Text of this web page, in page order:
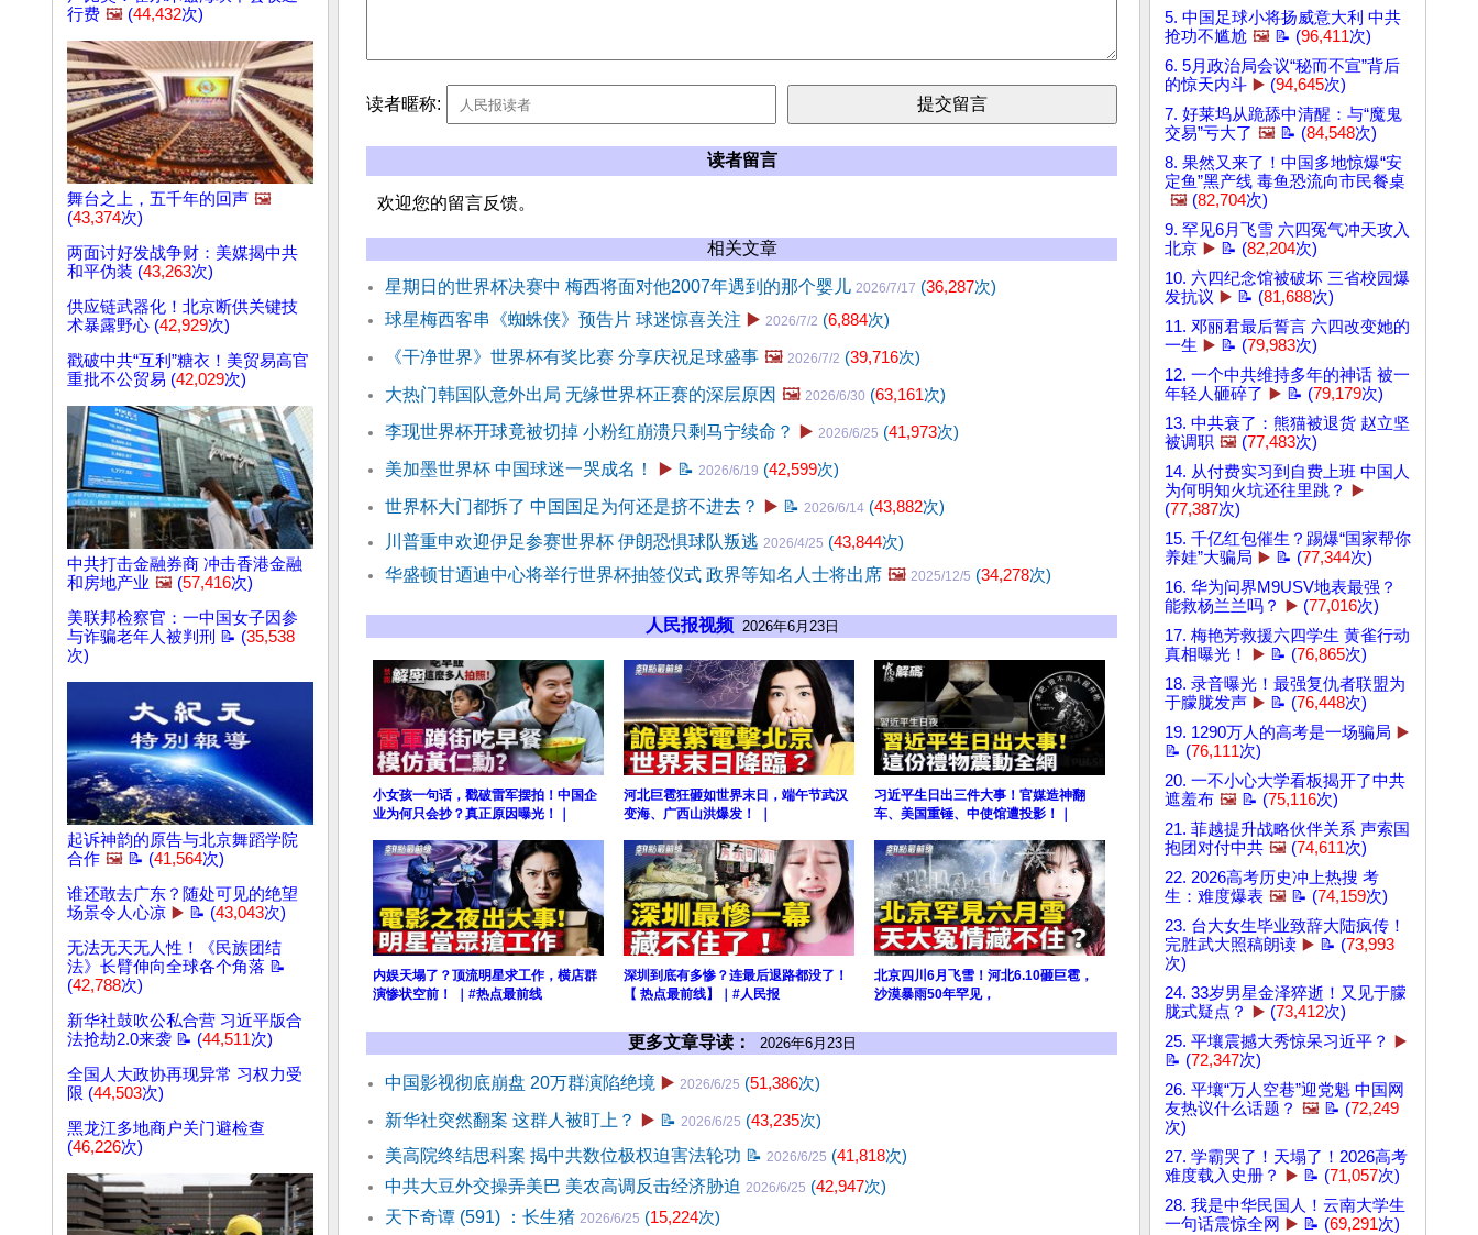
行费 🖼️ (44,432次)
舞台之上，五千年的回声 🖼️
(43,374次)
两面讨好发战争财：美媒揭中共
和平伪装 (43,263次)
供应链武器化！北京断供关键技
术暴露野心 (42,929次)
戳破中共“互利”糖衣！美贸易高官
重批不公贸易 (42,029次)
中共打击金融券商 冲击香港金融
和房地产业 🖼️ (57,416次)
美联邦检察官：一中国女子因参
与诈骗老年人被判刑 📝 (35,538
次)
起诉神韵的原告与北京舞蹈学院
合作 🖼️ 📝 (41,564次)
谁还敢去广东？随处可见的绝望
场景令人心凉 ▶️ 📝 (43,043次)
无法无天无人性！《民族团结
法》长臂伸向全球各个角落 📝
(42,788次)
新华社鼓吹公私合营 习近平版合
法抢劫2.0来袭 📝 (44,511次)
全国人大政协再现异常 习权力受
限 (44,503次)
黑龙江多地商户关门避检查
(46,226次)
读者暱称:
读者留言
欢迎您的留言反馈。
相关文章
星期日的世界杯决赛中 梅西将面对他2007年遇到的那个婴儿 2026/7/17 (36,287次)
球星梅西客串《蜘蛛侠》预告片 球迷惊喜关注 ▶️ 2026/7/2 (6,884次)
《干净世界》世界杯有奖比赛 分享庆祝足球盛事 🖼️ 2026/7/2 (39,716次)
大热门韩国队意外出局 无缘世界杯正赛的深层原因 🖼️ 2026/6/30 (63,161次)
李现世界杯开球竟被切掉 小粉红崩溃只剩马宁续命？ ▶️ 2026/6/25 (41,973次)
美加墨世界杯 中国球迷一哭成名！
▶️ 📝 2026/6/19 (42,599次)
世界杯大门都拆了 中国国足为何还是挤不进去？ ▶️ 📝 2026/6/14 (43,882次)
川普重申欢迎伊足参赛世界杯 伊朗恐惧球队叛逃 2026/4/25 (43,844次)
华盛顿甘迺迪中心将举行世界杯抽签仪式 政界等知名人士将出席 🖼️ 2025/12/5 (34,278次)
人民报视频 2026年6月23日
小女孩一句话，戳破雷军摆拍！中国企
业为何只会抄？真正原因曝光！｜
河北巨雹狂砸如世界末日，端午节武汉
变海、广西山洪爆发！ ｜
习近平生日出三件大事！官媒造神翻
车、美国重锤、中使馆遭投影！｜
内娱天塌了？顶流明星求工作，横店群
演惨状空前！ ｜#热点最前线
深圳到底有多惨？连最后退路都没了！
【 热点最前线】｜#人民报
北京四川6月飞雪！河北6.10砸巨雹，
沙漠暴雨50年罕见，
更多文章导读： 2026年6月23日
中国影视彻底崩盘 20万群演陷绝境 ▶️ 2026/6/25 (51,386次)
新华社突然翻案 这群人被盯上？ ▶️ 📝 2026/6/25 (43,235次)
美高院终结思科案 揭中共数位极权迫害法轮功 📝 2026/6/25 (41,818次)
中共大豆外交操弄美巴 美农高调反击经济胁迫 2026/6/25 (42,947次)
天下奇谭 (591) ：长生猪 2026/6/25 (15,224次)
5. 中国足球小将扬威意大利 中共
抢功不尴尬 🖼️ 📝 (96,411次)
6. 5月政治局会议“秘而不宣”背后
的惊天内斗 ▶️ (94,645次)
7. 好莱坞从跪舔中清醒：与“魔鬼
交易”亏大了 🖼️ 📝 (84,548次)
8. 果然又来了！中国多地惊爆“安
定鱼”黑产线 毒鱼恐流向市民餐桌
🖼️ (82,704次)
9. 罕见6月飞雪 六四冤气冲天攻入
北京 ▶️ 📝 (82,204次)
10. 六四纪念馆被破坏 三省校园爆
发抗议 ▶️ 📝 (81,688次)
11. 邓丽君最后誓言 六四改变她的
一生 ▶️ 📝 (79,983次)
12. 一个中共维持多年的神话 被一
年轻人砸碎了 ▶️ 📝 (79,179次)
13. 中共衰了：熊猫被退货 赵立坚
被调职 🖼️ (77,483次)
14. 从付费实习到自费上班 中国人
为何明知火坑还往里跳？
▶️
(77,387次)
15. 千亿红包催生？踢爆“国家帮你
养娃”大骗局 ▶️ 📝 (77,344次)
16. 华为问界M9USV地表最强？
能救杨兰兰吗？
▶️ (77,016次)
17. 梅艳芳救援六四学生 黄雀行动
真相曝光！
▶️ 📝 (76,865次)
18. 录音曝光！最强复仇者联盟为
于朦胧发声 ▶️ 📝 (76,448次)
19. 1290万人的高考是一场骗局 ▶️
📝 (76,111次)
20. 一不小心大学看板揭开了中共
遮羞布 🖼️ 📝 (75,116次)
21. 菲越提升战略伙伴关系 声索国
抱团对付中共 🖼️ (74,611次)
22. 2026高考历史冲上热搜 考
生：难度爆表 🖼️ 📝 (74,159次)
23. 台大女生毕业致辞大陆疯传！
完胜武大照稿朗读 ▶️ 📝 (73,993
次)
24. 33岁男星金泽猝逝！又见于朦
胧式疑点？
▶️ (73,412次)
25. 平壤震撼大秀惊呆习近平？
▶️
📝 (72,347次)
26. 平壤“万人空巷”迎党魁 中国网
友热议什么话题？ 🖼️ 📝 (72,249
次)
27. 学霸哭了！天塌了！2026高考
难度载入史册？
▶️ 📝 (71,057次)
28. 我是中华民国人！云南大学生
一句话震惊全网 ▶️ 📝 (69,291次)